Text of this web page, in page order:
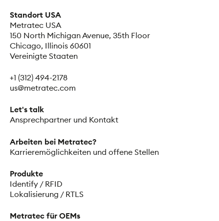
Standort USA
Metratec USA
150 North Michigan Avenue, 35th Floor
Chicago, Illinois 60601
Vereinigte Staaten
+1 (312) 494-2178
us@metratec.com
Let's talk
Ansprechpartner und Kontakt
Arbeiten bei Metratec?
Karrieremöglichkeiten und offene Stellen
Produkte
Identify / RFID
Lokalisierung / RTLS
Metratec für OEMs